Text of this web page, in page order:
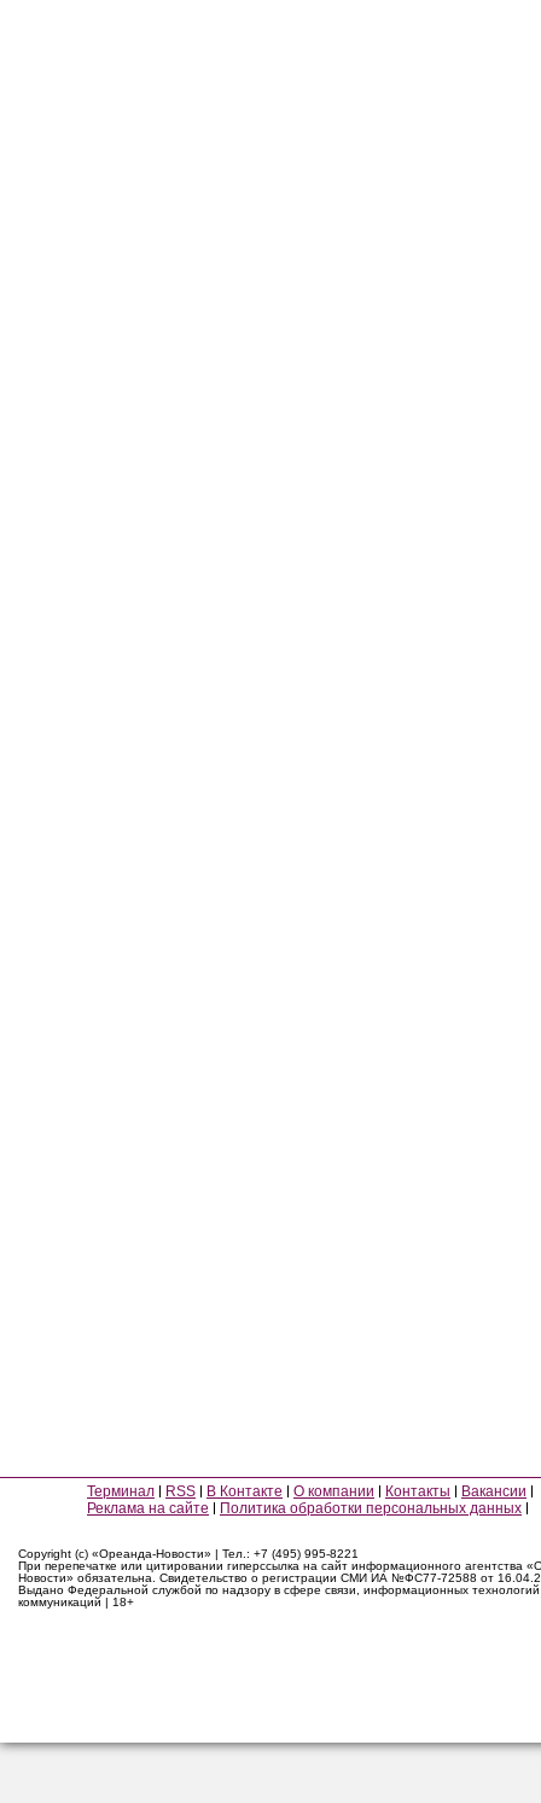
Терминал RSS В Контакте О компании Контакты
Вакансии
Реклама на сайте
Политика обработки персональных данных
Copyright (c) «Ореанда-Новости» | Тел.: +7 (495) 995-8221
При перепечатке или цитировании гиперссылка на сайт информационного агентства
Новости» обязательна. Свидетельство о регистрации СМИ ИА №ФС77-72588 от
Выдано Федеральной службой по надзору в сфере связи, информационных
коммуникаций | 18+